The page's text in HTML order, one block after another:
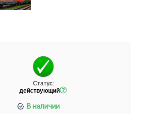
Статус:
действующий
В наличии